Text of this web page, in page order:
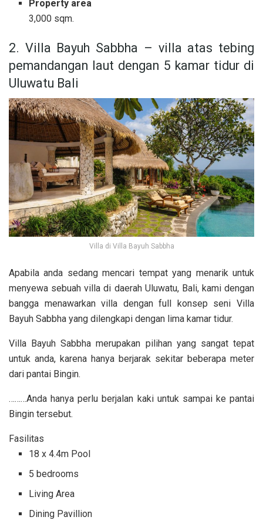
Property area
3,000 sqm.
2. Villa Bayuh Sabbha – villa atas tebing
pemandangan laut dengan 5 kamar tidur di
Uluwatu Bali
Villa di Villa Bayuh Sabbha
Apabila anda sedang mencari tempat yang menarik untuk
menyewa sebuah villa di daerah Uluwatu, Bali, kami dengan
bangga menawarkan villa dengan full konsep seni Villa
Bayuh Sabbha yang dilengkapi dengan lima kamar tidur.
Villa Bayuh Sabbha merupakan pilihan yang sangat tepat
untuk anda, karena hanya berjarak sekitar beberapa meter
dari pantai Bingin.
………Anda hanya perlu berjalan kaki untuk sampai ke pantai
Bingin tersebut.
Fasilitas
18 x 4.4m Pool
5 bedrooms
Living Area
Dining Pavillion